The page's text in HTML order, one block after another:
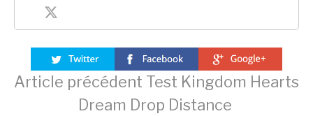
Lire
Article précédent Test Kingdom Hearts
Dream Drop Distance